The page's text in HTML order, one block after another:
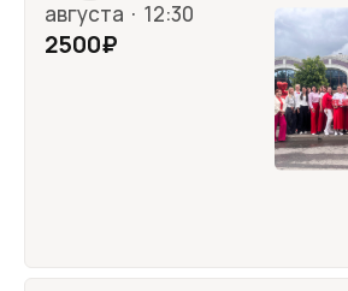
августа · 12:30
2500₽